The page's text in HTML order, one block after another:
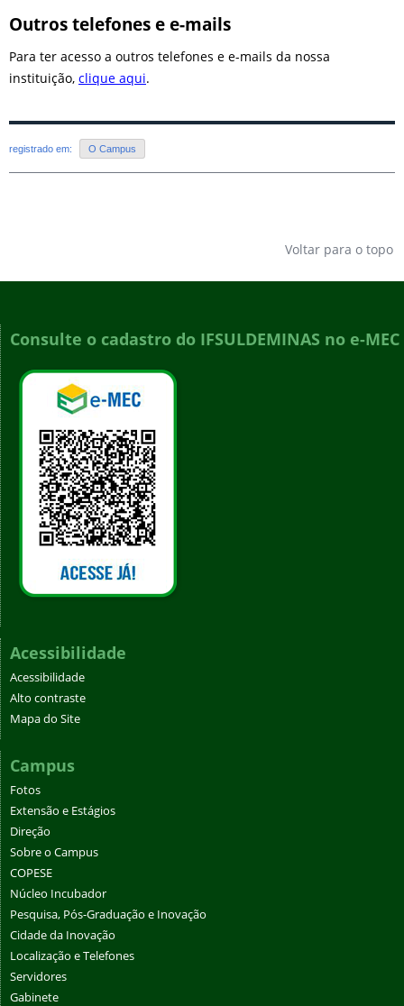
Outros telefones e e-mails
Para ter acesso a outros telefones e e-mails da nossa
instituição, clique aqui.
registrado em: O Campus
Voltar para o topo
Consulte o cadastro do IFSULDEMINAS no e-MEC
Acessibilidade
Acessibilidade
Alto contraste
Mapa do Site
Campus
Fotos
Extensão e Estágios
Direção
Sobre o Campus
COPESE
Núcleo Incubador
Pesquisa, Pós-Graduação e Inovação
Cidade da Inovação
Localização e Telefones
Servidores
Gabinete